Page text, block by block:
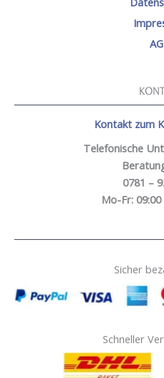
Kontakt zum
Telefonische
0781 –
Mo-Fr:
Sicher
Schneller